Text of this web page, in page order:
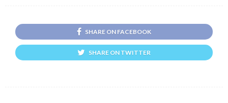
SHARE ON FACEBOOK
SHARE ON TWITTER